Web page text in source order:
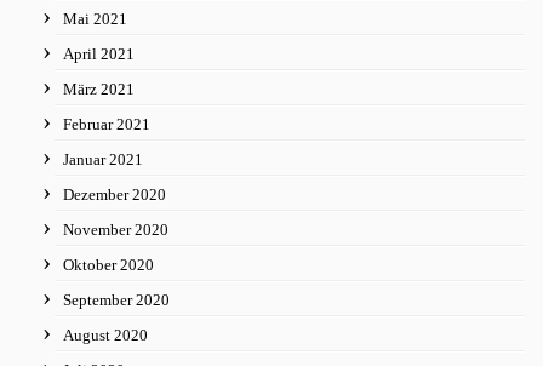
Mai 2021
April 2021
März 2021
Februar 2021
Januar 2021
Dezember 2020
November 2020
Oktober 2020
September 2020
August 2020